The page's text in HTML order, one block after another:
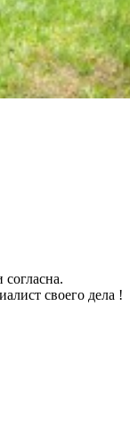
своего дела !